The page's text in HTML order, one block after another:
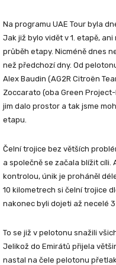
Na programu UAE Tour byla
Jak již bylo vidět v 1. etapě,
průběh etapy. Nicméně dnes
než předchozí dny. Od
Alex Baudin (AG2R Citroën
Zoccarato (oba Green
jim dalo prostor a tak jsme
etapu.
Čelní trojice bez větších
a společně se začala blížit cíli.
kontrolou, únik je proháněl
10 kilometrech si čelní trojice
nakonec byli dojeti až necelé
To se již v pelotonu snažili
Jelikož do Emirátů přijela
nastal na čele pelotonu